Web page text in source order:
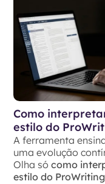
Como
estilo do
A ferramenta
uma evolução
Olha sócomo
estilo do